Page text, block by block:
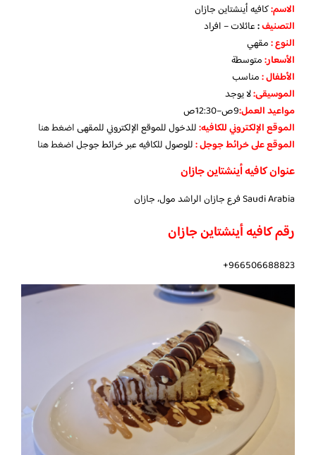
الاسم:كافيه أينشتاين جازان
التصنيف:عائلات – افراد
النوع :مقهي
الأسعار:متوسطة
الأطفال:مناسب
الموسيقى:لا يوجد
مواعيد العمل:9ص–12:30ص
الموقع الإلكتروني للكافيه:للدخول للموقع الإلكتروني للمقهىاضغط هنا
الموقع على خرائط جوجل:للوصول للكافيه عبر خرائط جوجلاضغط هنا
عنوان كافيه أينشتاين جازان
Saudi Arabia فرع جازان الراشد مول، جازان
رقم كافيه أينشتاين جازان
966506688823+